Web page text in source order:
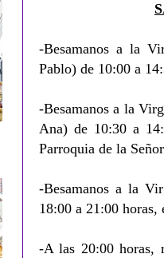
-Besamanos a la
Pablo) de 10:00 a
-Besamanos a la
Ana) de 10:30 a
Parroquia de la
-Besamanos a la
18:00 a 21:00 horas,
-A las 20:00 horas,